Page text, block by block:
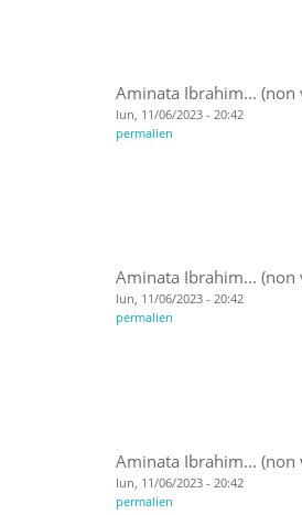
Aminata Ibrahim... (non
lun, 11/06/2023 - 20:42
permalien
Aminata Ibrahim... (non
lun, 11/06/2023 - 20:42
permalien
Aminata Ibrahim... (non
lun, 11/06/2023 - 20:42
permalien